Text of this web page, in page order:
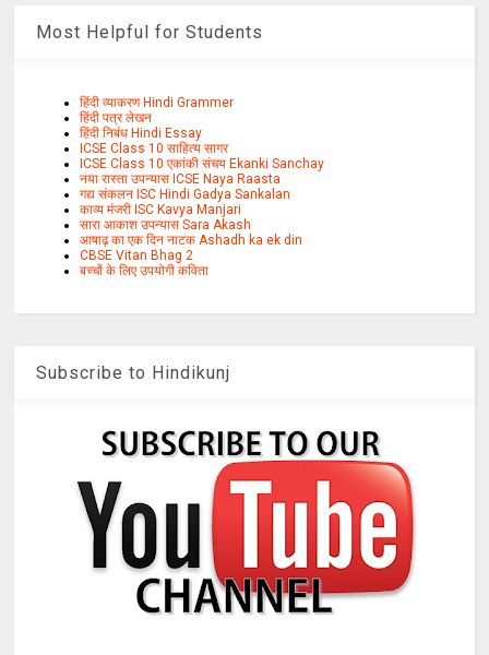
Most Helpful for Students
हिंदी व्याकरण Hindi Grammer
हिंदी पत्र लेखन
हिंदी निबंध Hindi Essay
ICSE Class 10 साहित्य सागर
ICSE Class 10 एकांकी संचय Ekanki Sanchay
नया रास्ता उपन्यास ICSE Naya Raasta
गद्य संकलन ISC Hindi Gadya Sankalan
काव्य मंजरी ISC Kavya Manjari
सारा आकाश उपन्यास Sara Akash
आषाढ़ का एक दिन नाटक Ashadh ka ek din
CBSE Vitan Bhag 2
बच्चों के लिए उपयोगी कविता
Subscribe to Hindikunj